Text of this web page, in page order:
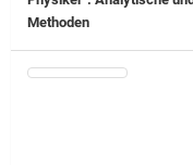
Methoden